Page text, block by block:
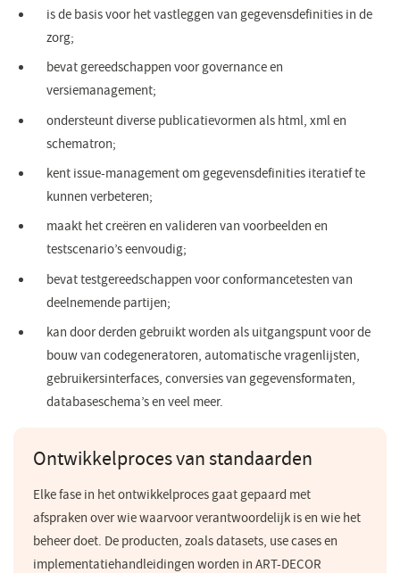
is de basis voor het vastleggen van gegevensdefinities in de
zorg;
bevat gereedschappen voor governance en
versiemanagement;
ondersteunt diverse publicatievormen als html, xml en
schematron;
kent issue-management om gegevensdefinities iteratief te
kunnen verbeteren;
maakt het creëren en valideren van voorbeelden en
testscenario’s eenvoudig;
bevat testgereedschappen voor conformancetesten van
deelnemende partijen;
kan door derden gebruikt worden als uitgangspunt voor de
bouw van codegeneratoren, automatische vragenlijsten,
gebruikersinterfaces, conversies van gegevensformaten,
databaseschema’s en veel meer.
Ontwikkelproces van standaarden
Elke fase in het ontwikkelproces gaat gepaard met
afspraken over wie waarvoor verantwoordelijk is en wie het
beheer doet. De producten, zoals datasets, use cases en
implementatiehandleidingen worden in ART-DECOR